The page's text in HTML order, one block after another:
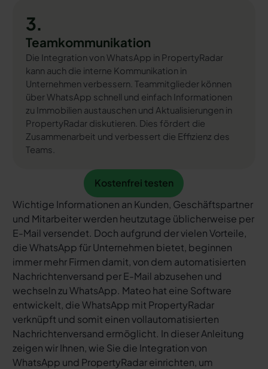
3.
Teamkommunikation
Die Integration von WhatsApp in PropertyRadar
kann auch die interne Kommunikation in
Unternehmen verbessern. Teammitglieder können
über WhatsApp schnell und einfach Informationen
zu Immobilien austauschen und Aktualisierungen in
PropertyRadar diskutieren. Dies fördert die
Zusammenarbeit und verbessert die Effizienz des
Teams.
Kostenfrei testen
Kostenfrei testen
Wichtige Informationen an Kunden, Geschäftspartner
und Mitarbeiter werden heutzutage üblicherweise per
E-Mail versendet. Doch aufgrund der vielen Vorteile,
die WhatsApp für Unternehmen bietet, beginnen
immer mehr Firmen damit, von dem automatisierten
Nachrichtenversand per E-Mail abzusehen und
wechseln zu WhatsApp. Mateo hat eine Software
entwickelt, die WhatsApp mit PropertyRadar
verknüpft und somit einen vollautomatisierten
Nachrichtenversand ermöglicht. In dieser Anleitung
zeigen wir Ihnen, wie Sie die Integration von
WhatsApp und PropertyRadar einrichten, um